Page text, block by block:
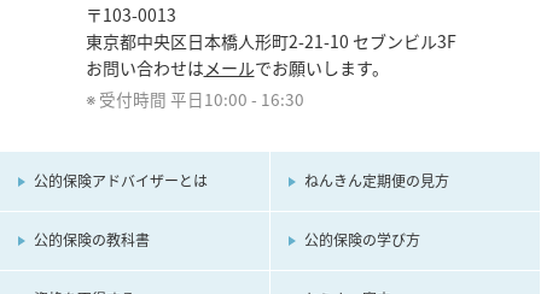
〒103-0013
東京都中央区日本橋人形町2-21-10 セブンビル3F
お問い合わせは メールでお願いします。
受付時間 平日10:00 - 16:30
公的保険アドバイザーとは ねんきん定期便の見方
公的保険の教科書 公的保険の学び方